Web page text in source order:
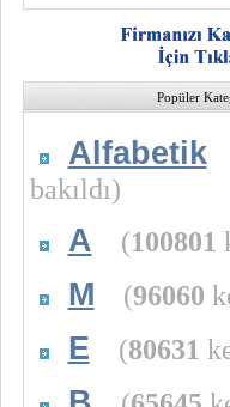
Popüler
Alfabetik
bakıldı)
A (100801
M (96060
E (80631